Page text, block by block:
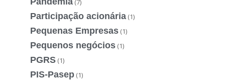
Participação acionária (1)
Pequenas Empresas (1)
Pequenos negócios (1)
PGRS (1)
PIS-Pasep (1)